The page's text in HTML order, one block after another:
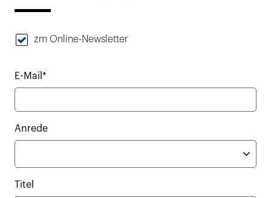
zm Online-Newsletter
E-Mail*
Anrede
Titel